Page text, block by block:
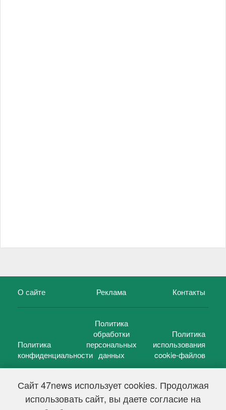
Сайт 47news использует cookies. Продолжая
использовать сайт, вы даете согласие на
О сайте Реклама Контакты
Политика
конфиденциальности
Политика
обработки
персональных
данных
Политика
использования
cookie-файлов
47 новостей (47 news)2005 — 2026 г.